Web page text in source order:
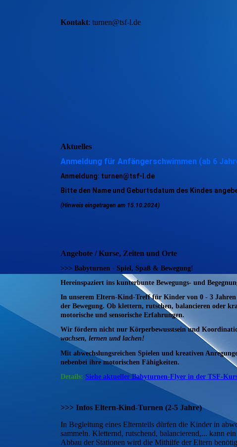
Kontakt: turnen@tsf-l.de
Aktuelles
Anmeldung für Anfängerschwimmen (ab 6
Anmeldung: turnen@tsf-l.de
Bitte den Name und Geburtsdatum des Kindes
(Hinweis eingetragen am 15.10.2024)
Angebote / Kurse, Zeiten und Orte
>>> Babyturnen - Spiel, Spaß & Bewegung!
Hereinspaziert ins kunterbunte Bewegungs- und
In unserem Eltern-Kind-Treff für Kinder von 0 - 3 Jahren
der Bewegung. Ob klettern, rutschen, balancieren oder
motorische und sensorische Erfahrungen.
Wir fördern nicht nur Körperbewusstsein und
wachsen, lernen und lachen!
Mit abwechslungsreichen Spielen und kreativen
nebenbei ihre motorischen Fähigkeiten.
Details: Siehe aktueller Babyturnen-Flyer in der TSF-
>>> Infos Eltern-Kind-Turnen (2-5 Jahre)
In Begleitung eines Elternteils dürfen die Kinder in
sammeln. Kletternd, rutschend, balancierend,... kann
Abbau der Stationen wird die Mithilfe der Eltern